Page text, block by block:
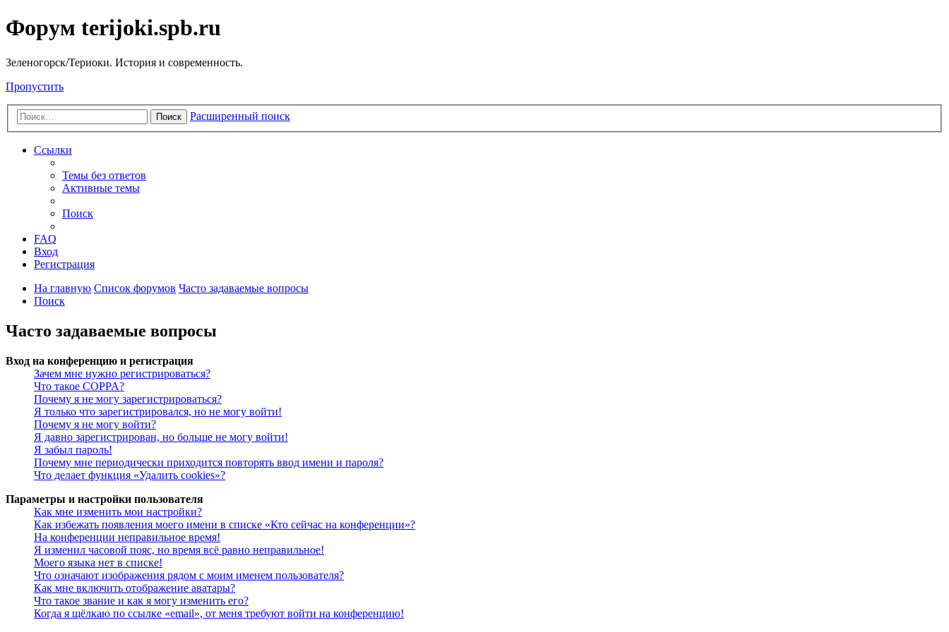
Форум terijoki.spb.ru
Зеленогорск/Териоки. История и современность.
Пропустить
Поиск Расширенный поиск
Ссылки
Темы без ответов
Активные темы
Поиск
FAQ
Вход
Регистрация
На главную Список форумов Часто задаваемые вопросы
Поиск
Часто задаваемые вопросы
Вход на конференцию и регистрация
Зачем мне нужно регистрироваться?
Что такое COPPA?
Почему я не могу зарегистрироваться?
Я только что зарегистрировался, но не могу войти!
Почему я не могу войти?
Я давно зарегистрирован, но больше не могу войти!
Я забыл пароль!
Почему мне периодически приходится повторять ввод имени и пароля?
Что делает функция «Удалить cookies»?
Параметры и настройки пользователя
Как мне изменить мои настройки?
Как избежать появления моего имени в списке «Кто сейчас на конференции»?
На конференции неправильное время!
Я изменил часовой пояс, но время всё равно неправильное!
Моего языка нет в списке!
Что означают изображения рядом с моим именем пользователя?
Как мне включить отображение аватары?
Что такое звание и как я могу изменить его?
Когда я щёлкаю по ссылке «email», от меня требуют войти на конференцию!